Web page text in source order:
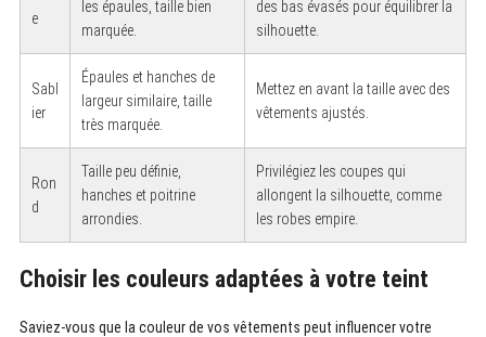
e
les épaules, taille bien
marquée.
des bas évasés pour équilibrer la
silhouette.
Sabl
ier
Épaules et hanches de
largeur similaire, taille
très marquée.
Mettez en avant la taille avec des
vêtements ajustés.
Ron
d
Taille peu définie,
hanches et poitrine
arrondies.
Privilégiez les coupes qui
allongent la silhouette, comme
les robes empire.
Choisir les couleurs adaptées à votre teint
Saviez-vous que la couleur de vos vêtements peut influencer votre